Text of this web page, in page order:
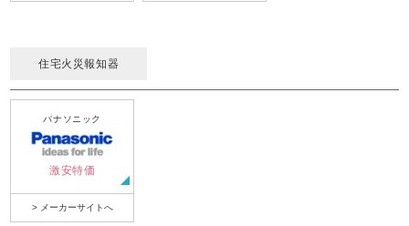
住宅火災報知器
パナソニック
激安特価
> メーカーサイトへ